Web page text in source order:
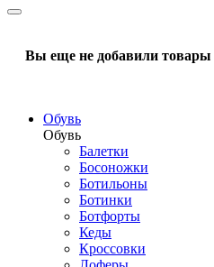
Вы еще не добавили товары
Обувь
Обувь
Балетки
Босоножки
Ботильоны
Ботинки
Ботфорты
Кеды
Кроссовки